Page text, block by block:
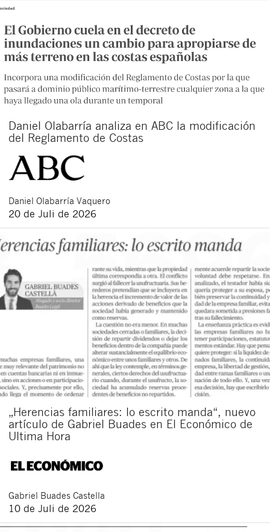
Daniel Olabarría analiza en ABC la modificación
del Reglamento de Costas
Daniel Olabarría Vaquero
20 de Juli de 2026
„Herencias familiares: lo escrito manda“, nuevo
artículo de Gabriel Buades en El Económico de
Ultima Hora
Gabriel Buades Castella
10 de Juli de 2026